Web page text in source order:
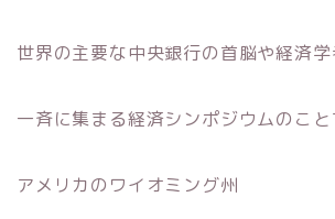
世界の主要な中央銀行の首脳や経済学
一斉に集まる経済シンポジウムのこと
アメリカのワイオミング州